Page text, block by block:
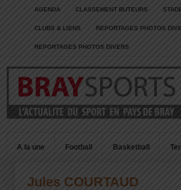
AGENDA CLASSEMENT BUTEURS
CLUBS & LIENS REPORTAGES PHOTOS
REPORTAGES PHOTOS DIVERS
A la une Football Basketball
Jules COURTAUD